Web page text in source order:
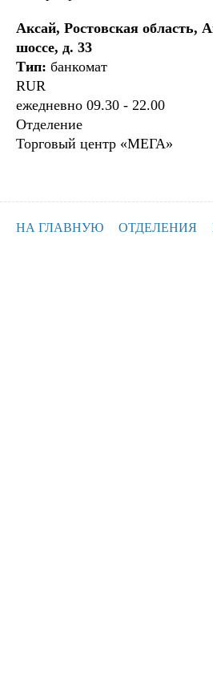
Аксай, Ростовская область,
шоссе, д. 33
Тип: банкомат
RUR
ежедневно 09.30 - 22.00
Отделение
Торговый центр «МЕГА»
НА ГЛАВНУЮ ОТДЕЛЕНИЯ